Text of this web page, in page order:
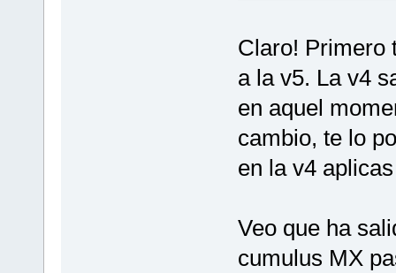
Claro! Primero
a la v5. La v4
en aquel
cambio, te lo
en la v4
Veo que ha
cumulus MX